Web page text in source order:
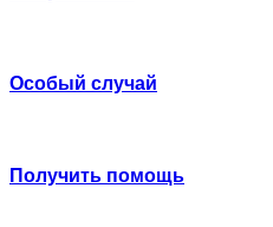
Особый случай
Получить помощь